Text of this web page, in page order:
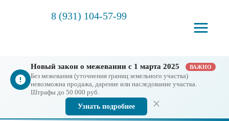
8 (931) 104-57-99
Новый закон о межевании с 1 марта 2025 ВАЖНО
Без межевания (уточнения границ земельного участка)
невозможна продажа, дарение или наследование участка.
Штрафы до 50 000 руб.
Узнать подробнее